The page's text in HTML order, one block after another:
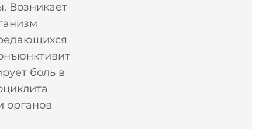
Возникает
боль в
органов